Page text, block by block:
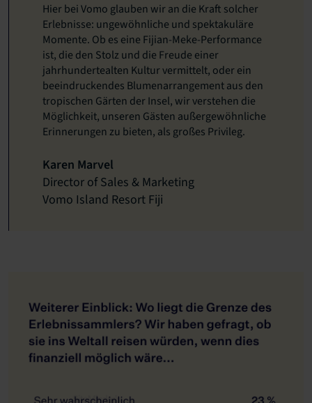
Hier bei Vomo glauben wir an die Kraft solcher
Erlebnisse: ungewöhnliche und spektakuläre
Momente. Ob es eine Fijian-Meke-Performance
ist, die den Stolz und die Freude einer
jahrhundertealten Kultur vermittelt, oder ein
beeindruckendes Blumenarrangement aus den
tropischen Gärten der Insel, wir verstehen die
Möglichkeit, unseren Gästen außergewöhnliche
Erinnerungen zu bieten, als großes Privileg.
Karen Marvel
Director of Sales & Marketing
Vomo Island Resort Fiji